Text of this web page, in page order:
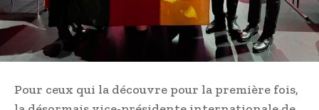
Pour ceux qui la découvre pour la première fois,